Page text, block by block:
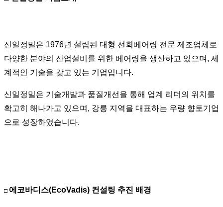
신일정밀은 1976년 설립된 대형 선회베어링 전문 제조업체로
다양한 분야의 산업설비를 위한 베어링을 생산하고 있으며, 세
계적인 기술을 갖고 있는 기업입니다.
신일정밀은 기술개발과 품질개선을 통해 업계 리더의 위치를
확고히 해나가고 있으며, 강릉 지역을 대표하는 우량 향토기업
으로 성장하였습니다.
□ 에코바디스(EcoVadis) 컨설팅 추진 배경